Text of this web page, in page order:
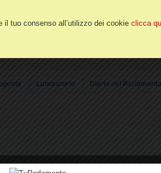
tuo consenso all’utilizzo dei cookie clicca
Laboratorio Diario dei